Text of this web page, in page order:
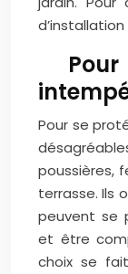
d’installation
Pour se
poussières,
terrasse. Ils
peuvent se
et être
choix se